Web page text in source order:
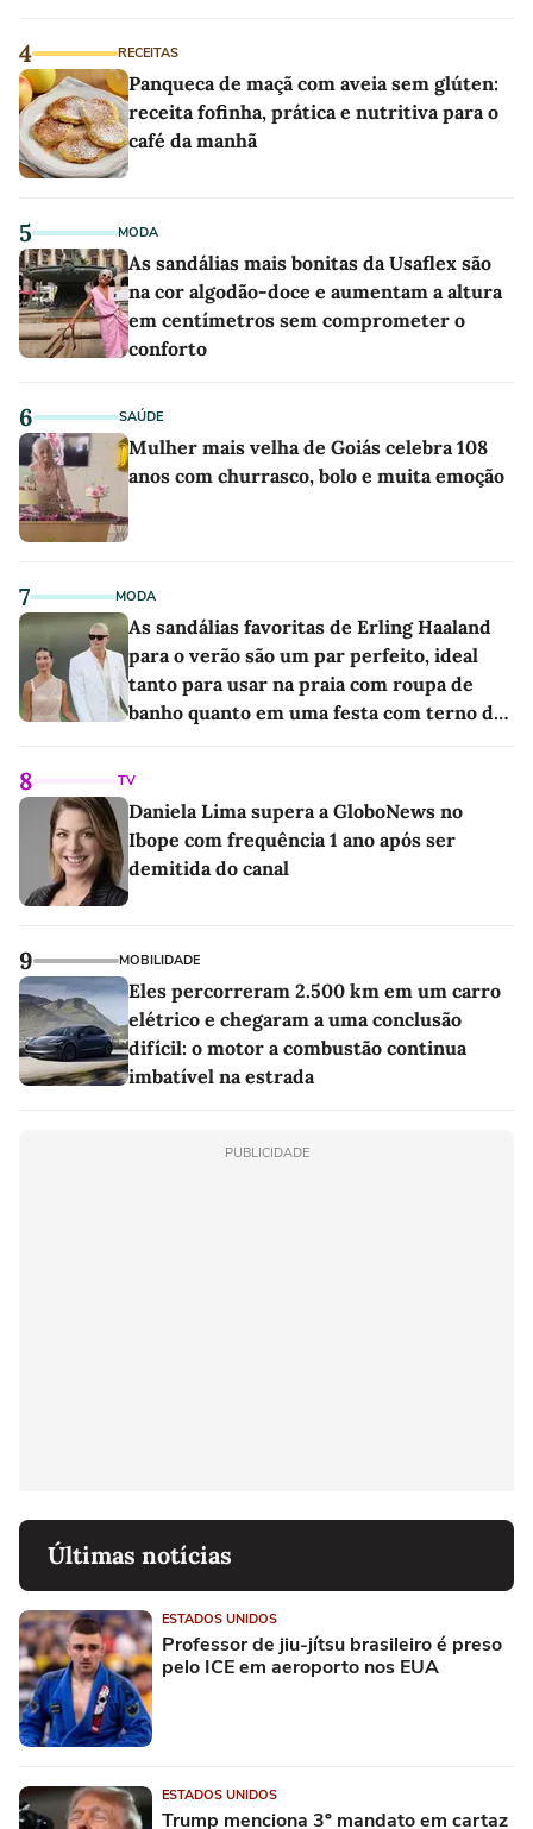
4 RECEITAS
Panqueca de maçã com aveia sem glúten:
receita fofinha, prática e nutritiva para o
café da manhã
5 MODA
As sandálias mais bonitas da Usaflex são
na cor algodão-doce e aumentam a altura
em centímetros sem comprometer o
conforto
6 SAÚDE
Mulher mais velha de Goiás celebra 108
anos com churrasco, bolo e muita emoção
7 MODA
As sandálias favoritas de Erling Haaland
para o verão são um par perfeito, ideal
tanto para usar na praia com roupa de
banho quanto em uma festa com terno de
8 TV
Daniela Lima supera a GloboNews no
Ibope com frequência 1 ano após ser
demitida do canal
9 MOBILIDADE
Eles percorreram 2.500 km em um carro
elétrico e chegaram a uma conclusão
difícil: o motor a combustão continua
imbatível na estrada
PUBLICIDADE
Últimas notícias
ESTADOS UNIDOS
Professor de jiu-jítsu brasileiro é preso
pelo ICE em aeroporto nos EUA
ESTADOS UNIDOS
Trump menciona 3º mandato em cartaz